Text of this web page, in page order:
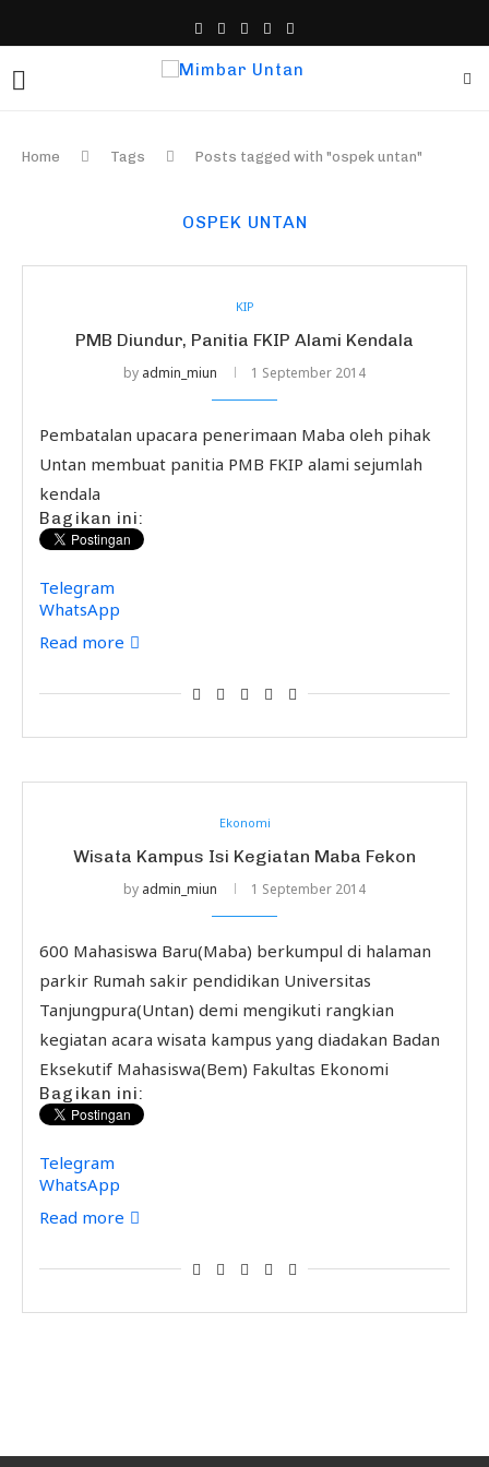
Home Tags Posts tagged with "ospek untan"
OSPEK UNTAN
KIP
PMB Diundur, Panitia FKIP Alami Kendala
by admin_miun 1 September 2014
Pembatalan upacara penerimaan Maba oleh pihak
Untan membuat panitia PMB FKIP alami sejumlah
kendala
Bagikan ini:
Telegram
WhatsApp
Read more
Ekonomi
Wisata Kampus Isi Kegiatan Maba Fekon
by admin_miun 1 September 2014
600 Mahasiswa Baru(Maba) berkumpul di halaman
parkir Rumah sakir pendidikan Universitas
Tanjungpura(Untan) demi mengikuti rangkian
kegiatan acara wisata kampus yang diadakan Badan
Eksekutif Mahasiswa(Bem) Fakultas Ekonomi
Bagikan ini:
Telegram
WhatsApp
Read more